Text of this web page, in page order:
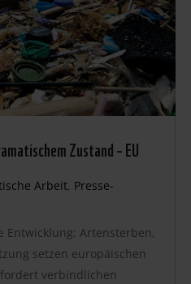
Zustand – EU
Arbeit, Presse-
Entwicklung: Artensterben,
setzen europäischen
fordert verbindlichen